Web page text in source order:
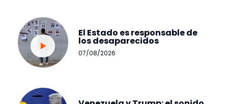
El Estado es responsable de
los desaparecidos
07/08/2026